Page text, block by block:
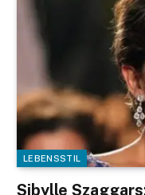
LEBENSSTIL
Sibylle